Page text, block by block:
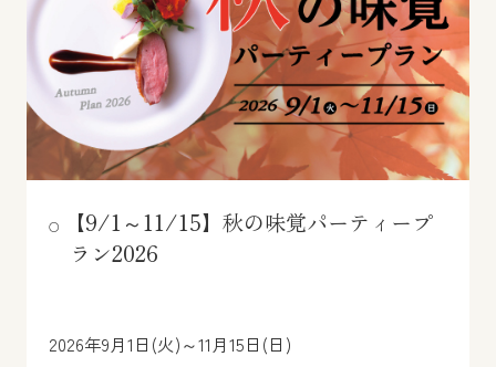
【9/1～11/15】秋の味覚パーティープ
ラン2026
2026年9月1日(火)～11月15日(日)